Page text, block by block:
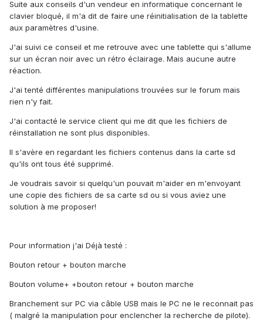
Suite aux conseils d'un vendeur en informatique concernant le
clavier bloqué, il m'a dit de faire une réinitialisation de la tablette
aux paramètres d'usine.
J'ai suivi ce conseil et me retrouve avec une tablette qui s'allume
sur un écran noir avec un rétro éclairage. Mais aucune autre
réaction.
J'ai tenté différentes manipulations trouvées sur le forum mais
rien n'y fait.
J'ai contacté le service client qui me dit que les fichiers de
réinstallation ne sont plus disponibles.
Il s'avère en regardant les fichiers contenus dans la carte sd
qu'ils ont tous été supprimé.
Je voudrais savoir si quelqu'un pouvait m'aider en m'envoyant
une copie des fichiers de sa carte sd ou si vous aviez une
solution à me proposer!
Pour information j'ai Déjà testé :
Bouton retour + bouton marche
Bouton volume+ +bouton retour + bouton marche
Branchement sur PC via câble USB mais le PC ne le reconnait pas
( malgré la manipulation pour enclencher la recherche de pilote).